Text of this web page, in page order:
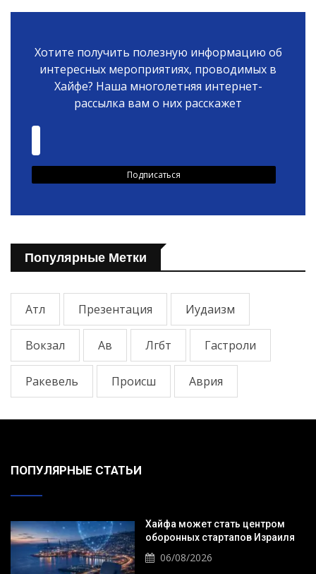
Хотите получить полезную информацию об
интересных мероприятиях, проводимых в
Хайфе? Наша многолетняя интернет-
рассылка вам о них расскажет
Популярные Метки
Атл Презентация Иудаизм
Вокзал Ав Лгбт Гастроли
Ракевель Происш Аврия
ПОПУЛЯРНЫЕ СТАТЬИ
Хайфа может стать центром
оборонных стартапов Израиля
06/08/2026